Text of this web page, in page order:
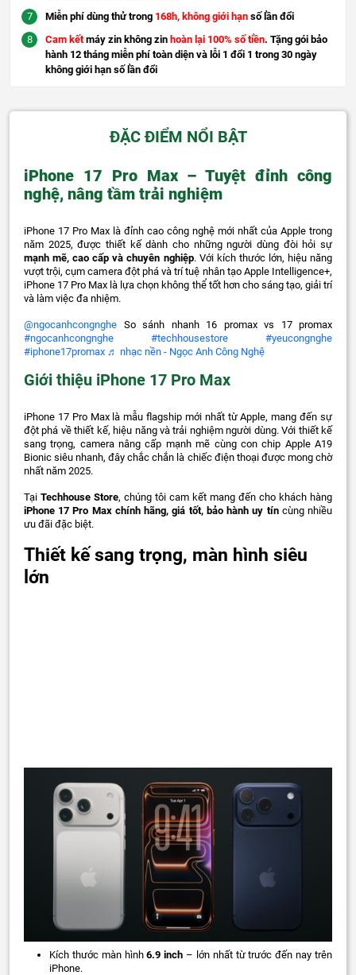
Miễn phí dùng thử trong 168h, không giới hạn số lần đổi
Cam kếtmáy zin không zin hoàn lại 100% số tiền. Tặng gói bảo
hành 12 tháng miễn phí toàn diện và lỗi 1 đổi 1 trong 30 ngày
không giới hạn số lần đổi
ĐẶC ĐIỂM NỔI BẬT
iPhone 17 Pro Max – Tuyệt đỉnh công
nghệ, nâng tầm trải nghiệm
iPhone 17 Pro Max là đỉnh cao công nghệ mới nhất của Apple trong
năm 2025, được thiết kế dành cho những người dùng đòi hỏi sự
mạnh mẽ, cao cấp và chuyên nghiệp. Với kích thước lớn, hiệu năng
vượt trội, cụm camera đột phá và trí tuệ nhân tạo Apple Intelligence+,
iPhone 17 Pro Max là lựa chọn không thể tốt hơn cho sáng tạo, giải trí
và làm việc đa nhiệm.
@ngocanhcongnghe So sánh nhanh 16 promax vs 17 promax
#ngocanhcongnghe
#techhousestore
#yeucongnghe
#iphone17promax ♬ nhạc nền - Ngọc Anh Công Nghệ
Giới thiệu iPhone 17 Pro Max
iPhone 17 Pro Max là mẫu flagship mới nhất từ Apple, mang đến sự
đột phá về thiết kế, hiệu năng và trải nghiệm người dùng. Với thiết kế
sang trọng, camera nâng cấp mạnh mẽ cùng con chip Apple A19
Bionic siêu nhanh, đây chắc chắn là chiếc điện thoại được mong chờ
nhất năm 2025.
Tại Techhouse Store, chúng tôi cam kết mang đến cho khách hàng
iPhone 17 Pro Max chính hãng, giá tốt, bảo hành uy tíncùng nhiều
ưu đãi đặc biệt.
Thiết kế sang trọng, màn hình siêu
lớn
Kích thước màn hình6.9 inch – lớn nhất từ trước đến nay trên
iPhone.